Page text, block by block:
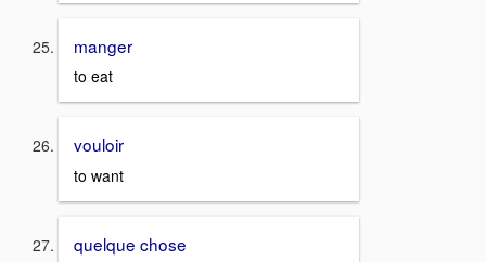
manger
to eat
vouloir
to want
quelque chose